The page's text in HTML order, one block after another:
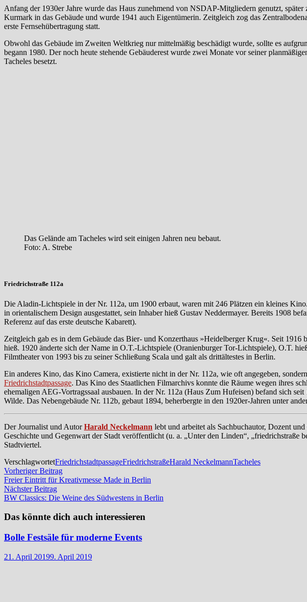
Anfang der 1930er Jahre wurde das Haus zunehmend von NSDAP-Mitgliedern genutzt,
Kurmark in das Gebäude und wurde 1941 auch Eigentümerin. Zeitgleich zog das
erste Fernsehübertragung statt.
Obwohl das Gebäude im Zweiten Weltkrieg nur mittelmäßig beschädigt wurde, sollte es
begann 1980. Der noch heute stehende Gebäuderest wurde zwei Monate vor seiner
Tacheles besetzt.
Das Gelände am Tacheles wird seit einigen Jahren neu bebaut.
Foto: A. Strebe
Friedrichstraße 112a
Die Aladin-Lichtspiele in der Nr. 112a, um 1900 erbaut, waren mit 246 Plätzen ein kleines
in orientalischem Design ausgestattet, sein Inhaber hieß Gustav Neddermayer. Bereits 1908
Referenz auf das erste deutsche Kabarett).
Zeitgleich gab es in dem Gebäude das Bier- und Konzerthaus »Heidelberger Krug«. Seit 1916
hieß. 1920 änderte sich der Name in O.T.-Lichtspiele (Oranienburger Tor-Lichtspiele), O.T.
Filmtheater von 1993 bis zu seiner Schließung Scala und galt als drittältestes in Berlin.
Ein anderes Kino, das Kino Camera, existierte nicht in der Nr. 112a, wie oft angegeben,
Friedrichstadtpassage. Das Kino des Staatlichen Filmarchivs konnte die Räume wegen ihres
ehemaligen AEG-Vortragssaal ausbauen. In der Nr. 112a (Haus Zum Hufeisen) befand sich
Wilde. Das Nebengebäude Nr. 112b, gebaut 1894, beherbergte in den 1920er-Jahren unter
Der Journalist und AutorHarald Neckelmann lebt und arbeitet als Sachbuchautor, Dozent
Geschichte und Gegenwart der Stadt veröffentlicht (u. a. „Unter den Linden“,
Stadtviertel.
VerschlagwortetFriedrichstadtpassageFriedrichstraßeHarald NeckelmannTacheles
Beitragsnavigation
Vorheriger BeitragVorheriger
Beitrag:
Freier Eintritt für Kreativmesse Made in Berlin
Nächster BeitragNächster
Beitrag:
BW Classics: Die Weine des Südwestens in Berlin
Das könnte dich auch interessieren
Bolle Festsäle für moderne Events
21. April 20199. April 2019